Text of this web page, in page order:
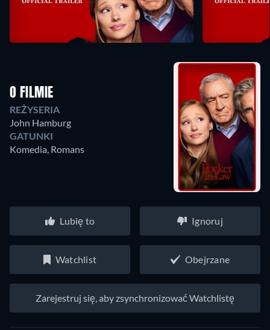
O FILMIE
REŻYSERIA
John Hamburg
GATUNKI
Komedia, Romans
Lubię to Ignoruj
Watchlist Obejrzane
Zarejestruj się, aby zsynchronizować Watchlistę